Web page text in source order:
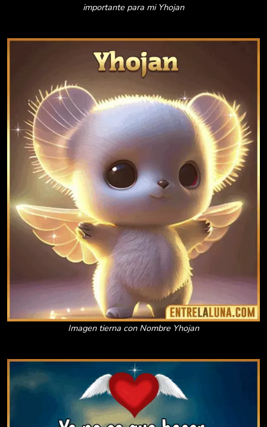
importante para mi Yhojan
Imagen tierna con Nombre Yhojan